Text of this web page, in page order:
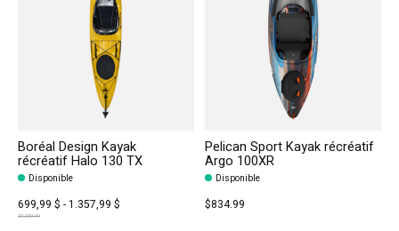
Boréal Design Kayak
récréatif Halo 130 TX
Disponible
699,99 $ - 1.357,99 $
$1,939.99
Pelican Sport Kayak récréatif
Argo 100XR
Disponible
$834.99